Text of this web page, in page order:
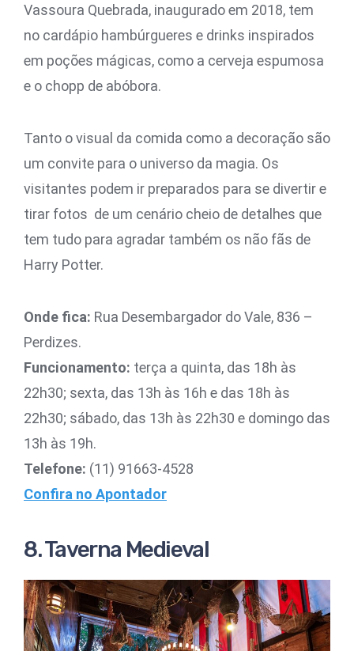
Vassoura Quebrada, inaugurado em 2018, tem
no cardápio hambúrgueres e drinks inspirados
em poções mágicas, como a cerveja espumosa
e o chopp de abóbora.
Tanto o visual da comida como a decoração são
um convite para o universo da magia. Os
visitantes podem ir preparados para se divertir e
tirar fotos de um cenário cheio de detalhes que
tem tudo para agradar também os não fãs de
Harry Potter.
Onde fica: Rua Desembargador do Vale, 836 –
Perdizes.
Funcionamento: terça a quinta, das 18h às
22h30; sexta, das 13h às 16h e das 18h às
22h30; sábado, das 13h às 22h30 e domingo das
13h às 19h.
Telefone: (11) 91663-4528
Confira no Apontador
8. Taverna Medieval